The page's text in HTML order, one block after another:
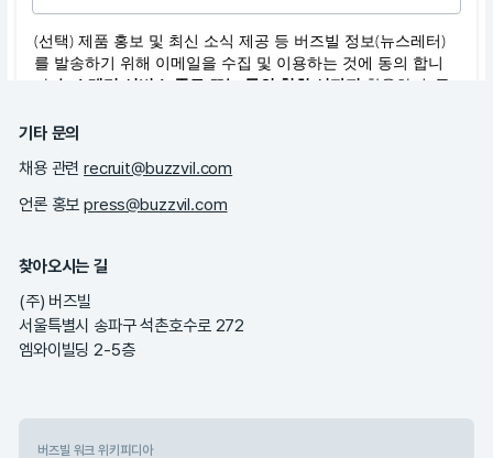
채용 관련 recruit@buzzvil.com